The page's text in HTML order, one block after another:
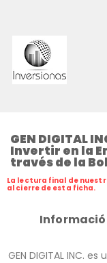
GEN DIGITAL
Invertir en la
través de la
La lectura final de
al cierre de esta ficha.
GEN DIGITAL INC.